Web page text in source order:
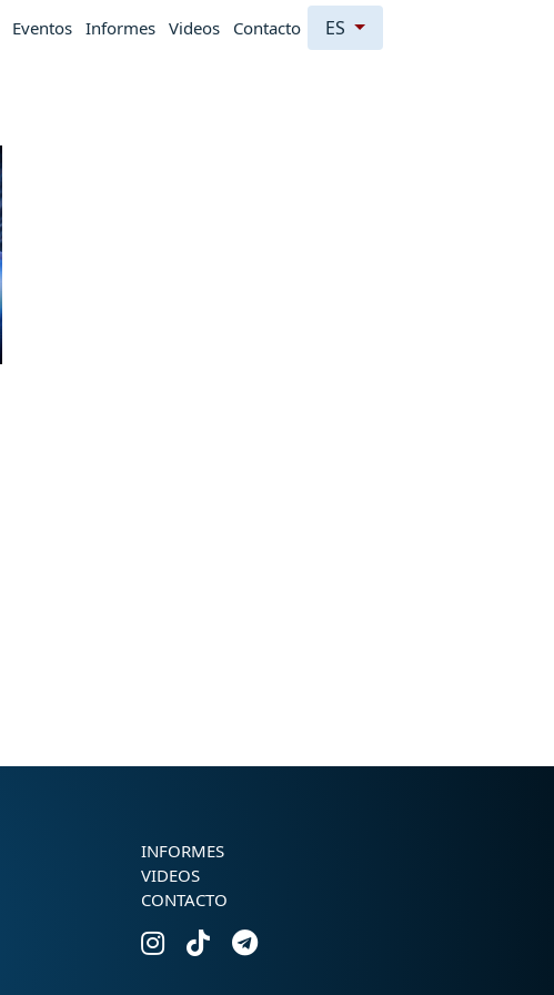
Eventos Informes Videos Contacto ES
INFORMES
VIDEOS
CONTACTO